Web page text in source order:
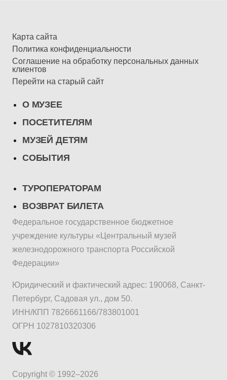
Карта сайта
Политика конфиденциальности
Соглашение на обработку персональных данных
клиентов
Перейти на старый сайт
О МУЗЕЕ
ПОСЕТИТЕЛЯМ
МУЗЕЙ ДЕТЯМ
СОБЫТИЯ
ТУРОПЕРАТОРАМ
ВОЗВРАТ БИЛЕТА
Федеральное государственное бюджетное
учреждение культуры «Центральный музей
железнодорожного транспорта Российской
Федерации»
Юридический и фактический адрес: 190068, Санкт-
Петербург, Садовая ул., дом 50.
ИНН/КПП 7826661166/783801001
ОГРН 1027810320306
Copyright © 1992–2026